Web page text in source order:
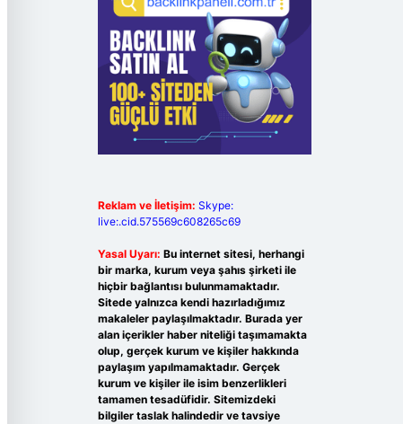
Reklam ve İletişim: Skype:
live:.cid.575569c608265c69
Yasal Uyarı: Bu internet sitesi, herhangi
bir marka, kurum veya şahıs şirketi ile
hiçbir bağlantısı bulunmamaktadır.
Sitede yalnızca kendi hazırladığımız
makaleler paylaşılmaktadır. Burada yer
alan içerikler haber niteliği taşımamakta
olup, gerçek kurum ve kişiler hakkında
paylaşım yapılmamaktadır. Gerçek
kurum ve kişiler ile isim benzerlikleri
tamamen tesadüfidir. Sitemizdeki
bilgiler taslak halindedir ve tavsiye